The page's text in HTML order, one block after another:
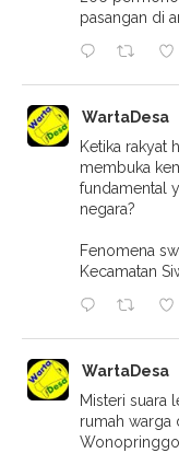
pasangan di
WartaDesa
Ketika rakyat
membuka
fundamental
negara?
Fenomena
Kecamatan
WartaDesa
Misteri suara
rumah warga